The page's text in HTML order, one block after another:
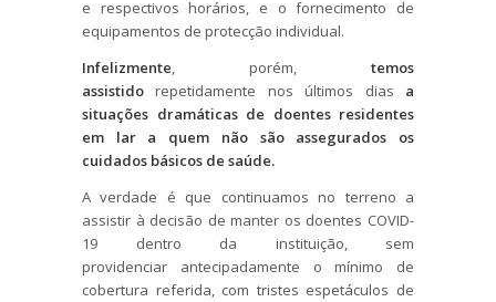
e respectivos horários, e o fornecimento de
equipamentos de protecção individual.
Infelizmente, porém, temos
assistido repetidamente nos últimos dias a
situações dramáticas de doentes residentes
em lar a quem não são assegurados os
cuidados básicos de saúde.
A verdade é que continuamos no terreno a
assistir à decisão de manter os doentes COVID-
19 dentro da instituição, sem
providenciar antecipadamente o mínimo de
cobertura referida, com tristes espetáculos de